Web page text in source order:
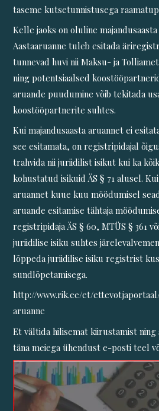
taseme kutsetunnistusega
Kelle jaoks on oluline majandusaasta
Aastaaruanne tuleb esitada
tunnevad huvi nii Maksu- ja
ning potentsiaalsed
aruande puudumine võib tekitada
koostööpartnerite suhtes.
Kui majandusaasta aruannet ei
see esitamata, on registripidajal
trahvida nii juriidilist isikut kui ka
kohustatud isikuid ÄS § 71 alusel.
aruannet kuue kuu möödumisel
aruande esitamise tähtaja
registripidaja ÄS § 60, MTÜS § 361
juriidilise isiku suhtes
lõppeda juriidilise isiku registrist
sundlõpetamisega.
http://www.rik.ee/et/
aruanne
Et vältida hilisemat kiirustamist ning
täna meiega ühendust e-posti teel